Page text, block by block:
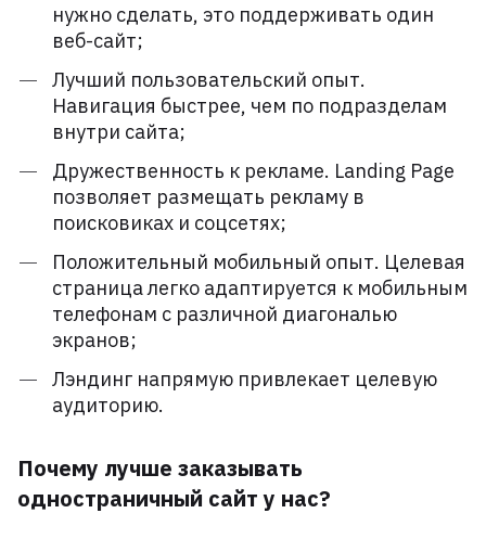
нужно сделать, это поддерживать один
веб-сайт;
Лучший пользовательский опыт.
Навигация быстрее, чем по подразделам
внутри сайта;
Дружественность к рекламе. Landing Page
позволяет размещать рекламу в
поисковиках и соцсетях;
Положительный мобильный опыт. Целевая
страница легко адаптируется к мобильным
телефонам с различной диагональю
экранов;
Лэндинг напрямую привлекает целевую
аудиторию.
Почему лучше заказывать
одностраничный сайт у нас?